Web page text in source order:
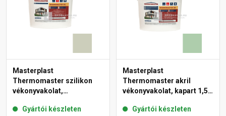
Masterplast
Thermomaster szilikon
vékonyvakolat,
42-D 25 kg
Gyártói készleten
Masterplast
Thermomaster akril
vékonyvakolat, kapart 1,5
Gyártói készleten